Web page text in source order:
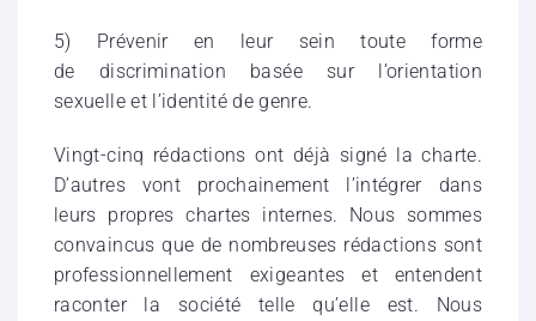
5) Prévenir en leur sein toute forme
de discrimination basée sur l’orientation
sexuelle et l’identité de genre.
Vingt-cinq rédactions ont déjà signé la charte.
D’autres vont prochainement l’intégrer dans
leurs propres chartes internes. Nous sommes
convaincus que de nombreuses rédactions sont
professionnellement exigeantes et entendent
raconter la société telle qu’elle est. Nous